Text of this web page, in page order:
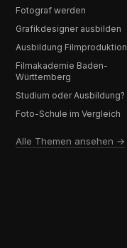
Fotograf werden
Grafikdesigner ausbilden
Ausbildung Filmproduktion
Filmakademie Baden-
Württemberg
Studium oder Ausbildung?
Foto-Schule im Vergleich
Alle Themen ansehen →